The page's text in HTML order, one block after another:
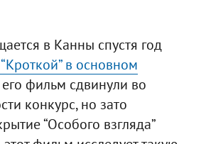
в Канны спустя год
в основном
его фильм сдвинули во
конкурс, но зато
“Особого взгляда”